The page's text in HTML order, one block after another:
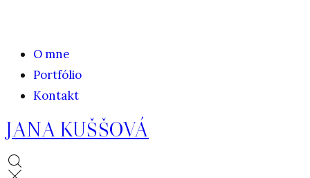
O mne
Portfólio
Kontakt
JANA KUŠŠOVÁ